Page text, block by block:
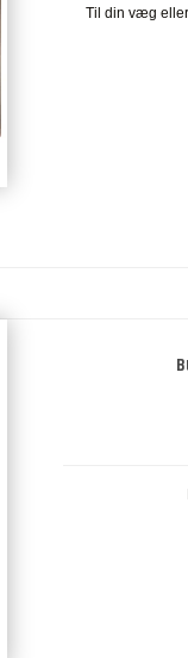
Til din væg